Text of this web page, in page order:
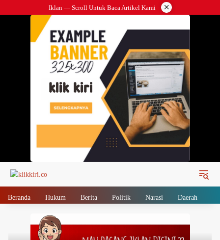
ke
Iklan — Scroll Untuk Baca Artikel Kami ×
Beranda Hukum Berita Politik Narasi Daerah